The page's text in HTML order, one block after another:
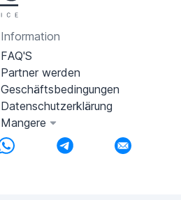
Information
FAQ'S
Partner werden
Geschäftsbedingungen
Datenschutzerklärung
Mangere